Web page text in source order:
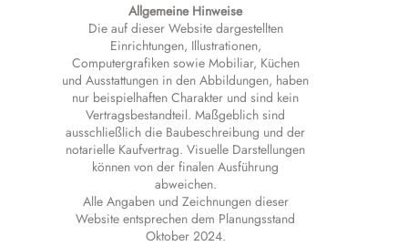
Allgemeine Hinweise
Die auf dieser Website dargestellten
Einrichtungen, Illustrationen,
Computergrafiken sowie Mobiliar, Küchen
und Ausstattungen in den Abbildungen, haben
nur beispielhaften Charakter und sind kein
Vertragsbestandteil. Maßgeblich sind
ausschließlich die Baubeschreibung und der
notarielle Kaufvertrag. Visuelle Darstellungen
können von der finalen Ausführung
abweichen.
Alle Angaben und Zeichnungen dieser
Website entsprechen dem Planungsstand
Oktober 2024.